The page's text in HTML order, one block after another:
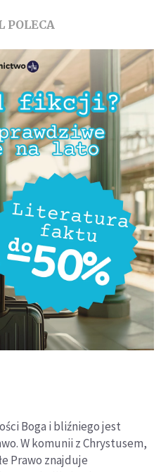
POLECA
Boga i bliźniego jest
W komunii z Chrystusem,
Prawo znajduje